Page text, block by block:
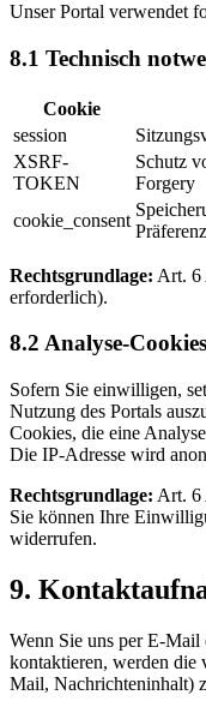
Unser Portal verwendet
8.1 Technisch
Cookie
session
XSRF-
TOKEN
Schutz
Forgery
cookie_consent
Rechtsgrundlage: Art. 6
erforderlich).
8.2 Analyse-
Sofern Sie einwilligen,
Nutzung des Portals
Cookies, die eine
Die IP-Adresse wird
Rechtsgrundlage: Art. 6
Sie können Ihre
widerrufen.
9.
Wenn Sie uns per E-
kontaktieren, werden die
Mail, Nachrichteninhalt)